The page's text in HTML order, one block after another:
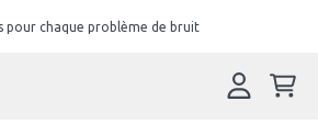
pour chaque problème de bruit